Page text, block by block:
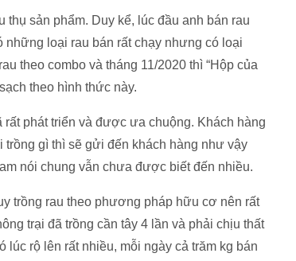
sản phẩm. Duy kể, lúc đầu anh bán rau
loại rau bán rất chạy nhưng có loại
theo combo và tháng 11/2020 thì “Hộp của
theo hình thức này.
phát triển và được ưa chuộng. Khách hàng
trồng gì thì sẽ gửi đến khách hàng như vậy
nói chung vẫn chưa được biết đến nhiều.
trồng rau theo phương pháp hữu cơ nên rất
trại đã trồng cần tây 4 lần và phải chịu thất
rộ lên rất nhiều, mỗi ngày cả trăm kg bán